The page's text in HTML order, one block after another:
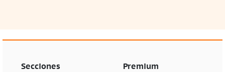
Secciones Premium